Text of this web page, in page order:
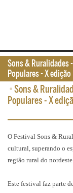
•Sons &
Populares - X
O Festival Sons &
cultural, superando o
região rural do
Este festival faz parte
Sons & Ruralidades
Populares - X edição